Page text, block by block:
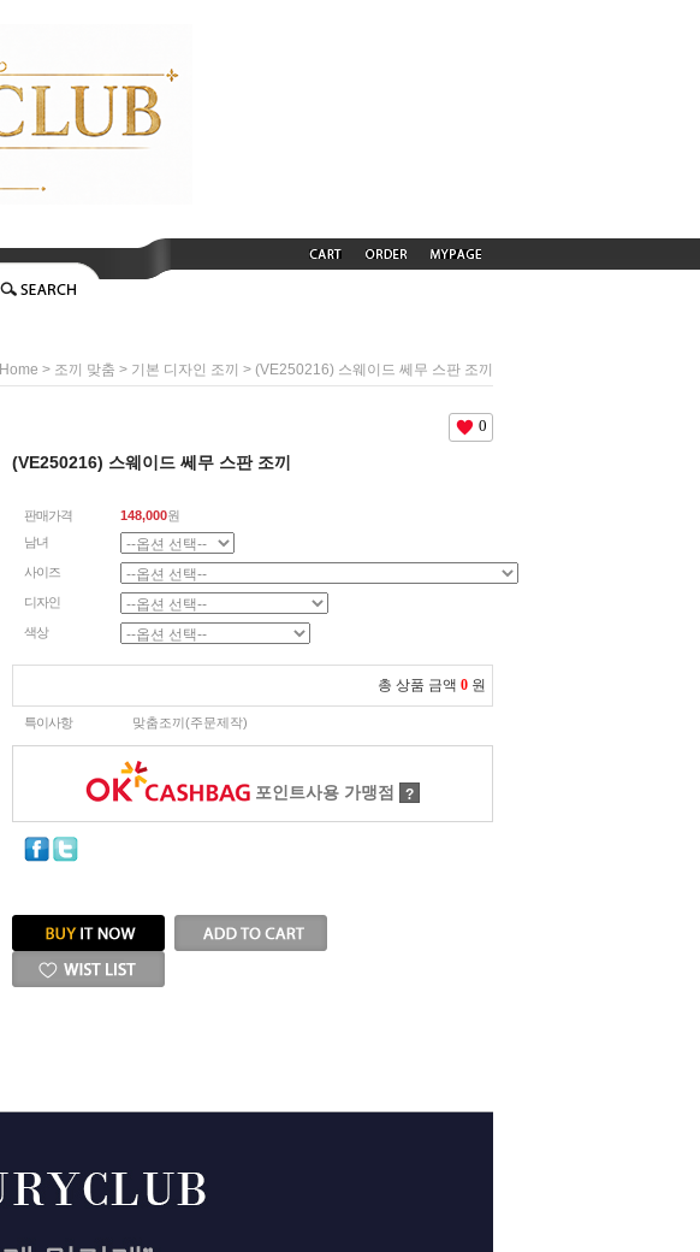
Home > 조끼 맞춤 > 기본 디자인 조끼 > (VE250216) 스웨이드 쎄무 스판 조끼
0
(VE250216) 스웨이드 쎄무 스판 조끼
판매가격 148,000원
남녀
사이즈
디자인
색상
총 상품 금액 0 원
특이사항 맞춤조끼(주문제작)
포인트사용 가맹점 ?